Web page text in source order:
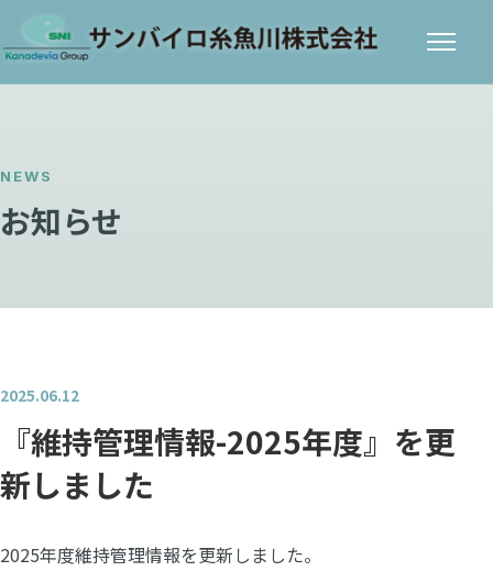
NEWS
お知らせ
2025.06.12
『維持管理情報-2025年度』を更
新しました
2025年度維持管理情報を更新しました。